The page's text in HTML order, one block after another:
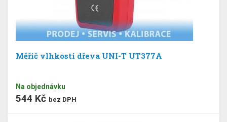
Měřič vlhkosti dřeva UNI-T UT377A
Na objednávku
544 Kč bez DPH